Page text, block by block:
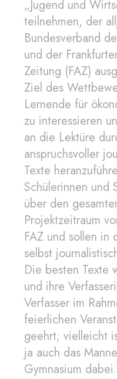
„Jugend und
teilnehmen, der
Bundesverband
und der
Zeitung (FAZ)
Ziel des
Lernende für
zu interessieren
an die Lektüre
anspruchsvoller
Texte
Schülerinnen und
über den
Projektzeitraum
FAZ und sollen in
selbst
Die besten Texte
und ihre
Verfasser im
feierlichen
geehrt; vielleicht
ja auch das
Gymnasium dabei.